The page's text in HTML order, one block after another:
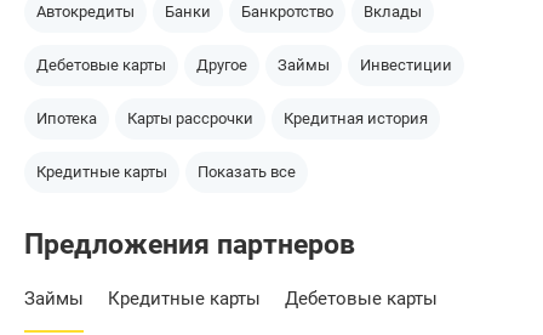
Автокредиты Банки Банкротство Вклады
Дебетовые карты Другое Займы Инвестиции
Ипотека Карты рассрочки Кредитная история
Кредитные карты Показать все
Предложения партнеров
Займы Кредитные карты Дебетовые карты